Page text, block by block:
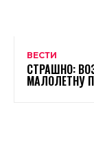
ВЕСТИ
СТРАШНО:
МАЛОЛЕТНУ